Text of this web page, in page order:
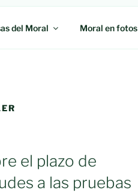
del Moral Moral en fotos
el plazo de
a las pruebas